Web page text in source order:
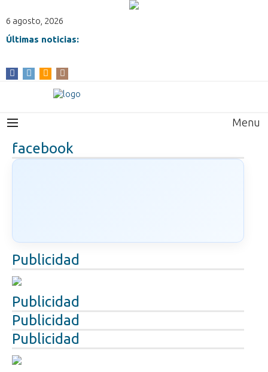
6 agosto, 2026
Últimas noticias:
Menu
facebook
Publicidad
Publicidad
Publicidad
Publicidad